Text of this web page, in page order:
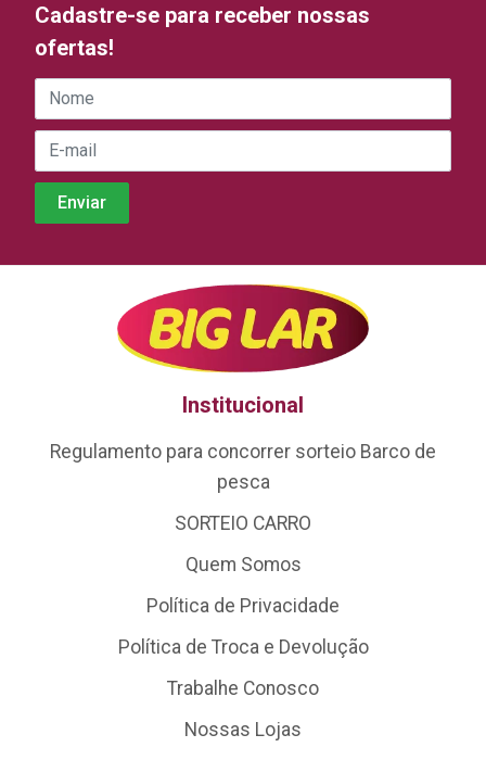
Cadastre-se para receber nossas
ofertas!
Institucional
Regulamento para concorrer sorteio Barco de
pesca
SORTEIO CARRO
Quem Somos
Política de Privacidade
Política de Troca e Devolução
Trabalhe Conosco
Nossas Lojas